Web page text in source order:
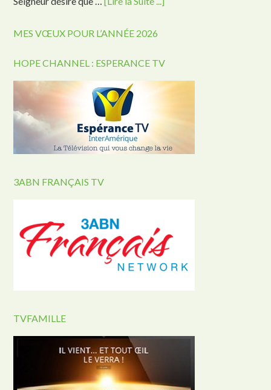
MES VŒUX POUR L’ANNÉE 2026
HOPE CHANNEL : ESPERANCE TV
3ABN FRANÇAIS TV
TVFAMILLE